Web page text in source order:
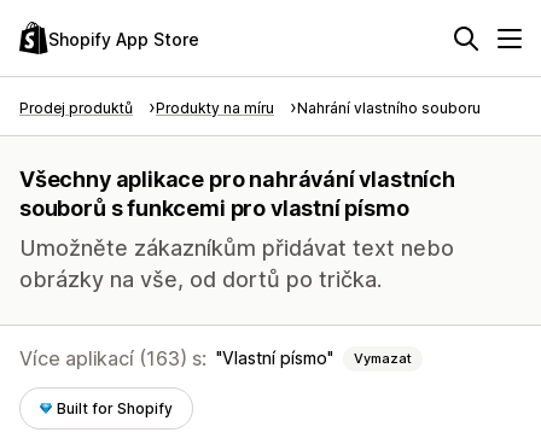
Shopify App Store
Prodej produktů Produkty na míru Nahrání vlastního souboru
Všechny aplikace pro nahrávání vlastních
souborů s funkcemi pro vlastní písmo
Umožněte zákazníkům přidávat text nebo
obrázky na vše, od dortů po trička.
Více aplikací (163) s: Vlastní písmo Vymazat
Built for Shopify